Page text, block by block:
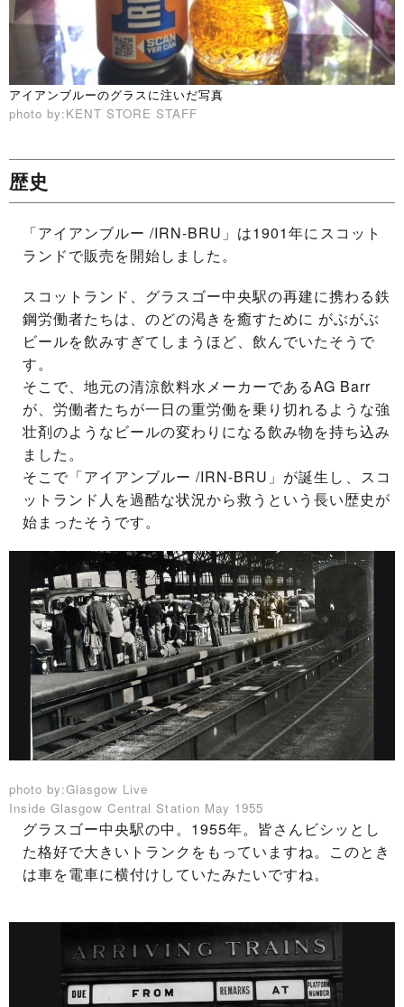
アイアンブルーのグラスに注いだ写真
photo by:KENT STORE STAFF
歴史
「アイアンブルー /IRN-BRU」は1901年にスコット
ランドで販売を開始しました。
スコットランド、グラスゴー中央駅の再建に携わる鉄
鋼労働者たちは、のどの渇きを癒すために がぶがぶ
ビールを飲みすぎてしまうほど、飲んでいたそうで
す。
そこで、地元の清涼飲料水メーカーであるAG Barr
が、労働者たちが一日の重労働を乗り切れるような強
壮剤のようなビールの変わりになる飲み物を持ち込み
ました。
そこで「アイアンブルー /IRN-BRU」が誕生し、スコ
ットランド人を過酷な状況から救うという長い歴史が
始まったそうです。
photo by:Glasgow Live
Inside Glasgow Central Station May 1955
グラスゴー中央駅の中。1955年。皆さんビシッとし
た格好で大きいトランクをもっていますね。このとき
は車を電車に横付けしていたみたいですね。